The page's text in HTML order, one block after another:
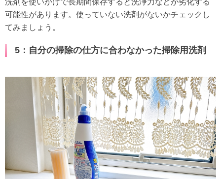
洗剤を使いかけで長期間保存すると洗浄力などが劣化する
可能性があります。使っていない洗剤がないかチェックし
てみましょう。
5：自分の掃除の仕方に合わなかった掃除用洗剤